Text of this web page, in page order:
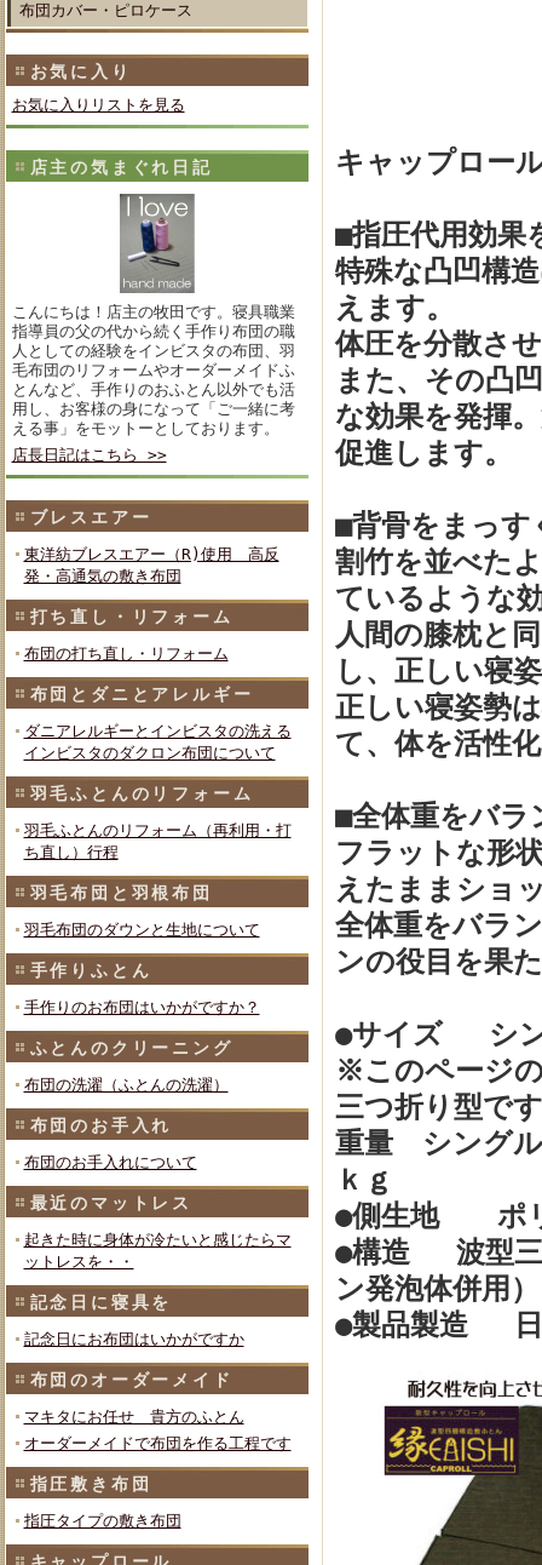
布団カバー・ピロケース
お気に入り
お気に入りリストを見る
店主の気まぐれ日記
こんにちは！店主の牧田です。寝具職業
指導員の父の代から続く手作り布団の職
人としての経験をインビスタの布団、羽
毛布団のリフォームやオーダーメイドふ
とんなど、手作りのおふとん以外でも活
用し、お客様の身になって「ご一緒に考
える事」をモットーとしております。
店長日記はこちら >>
ブレスエアー
東洋紡ブレスエアー（R)使用 高反
発・高通気の敷き布団
打ち直し・リフォーム
布団の打ち直し・リフォーム
布団とダニとアレルギー
ダニアレルギーとインビスタの洗える
インビスタのダクロン布団について
羽毛ふとんのリフォーム
羽毛ふとんのリフォーム（再利用・打
ち直し）行程
羽毛布団と羽根布団
羽毛布団のダウンと生地について
手作りふとん
手作りのお布団はいかがですか？
ふとんのクリーニング
布団の洗濯（ふとんの洗濯）
布団のお手入れ
布団のお手入れについて
最近のマットレス
起きた時に身体が冷たいと感じたらマ
ットレスを・・
記念日に寝具を
記念日にお布団はいかがですか
布団のオーダーメイド
マキタにお任せ 貴方のふとん
オーダーメイドで布団を作る工程です
指圧敷き布団
指圧タイプの敷き布団
キャップロー
■指圧代用効果
特殊な凸凹構
えます。
体圧を分散さ
また、その凸
な効果を発揮
促進します。
■背骨をまっす
割竹を並べた
ているような
人間の膝枕と
し、正しい寝
正しい寝姿勢
て、体を活性
■全体重をバラ
フラットな形
えたままショ
全体重をバラ
ンの役目を果
●サイズ シン
※このページ
三つ折り型で
重量 シング
ｋｇ
●側生地 ポ
●構造 波型三
ン発泡体併用）
●製品製造 日